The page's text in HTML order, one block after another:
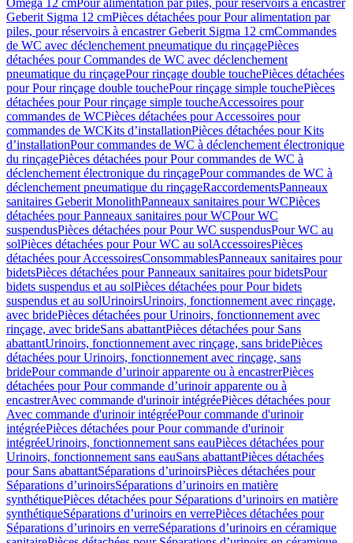
Omega 12 cmPour alimentation par piles, pour réservoirs à encastrer
Geberit Sigma 12 cmPièces détachées pour Pour alimentation par
piles, pour réservoirs à encastrer Geberit Sigma 12 cmCommandes
de WC avec déclenchement pneumatique du rinçagePièces
détachées pour Commandes de WC avec déclenchement
pneumatique du rinçagePour rinçage double touchePièces détachées
pour Pour rinçage double touchePour rinçage simple touchePièces
détachées pour Pour rinçage simple toucheAccessoires pour
commandes de WCPièces détachées pour Accessoires pour
commandes de WCKits d’installationPièces détachées pour Kits
d’installationPour commandes de WC à déclenchement électronique
du rinçagePièces détachées pour Pour commandes de WC à
déclenchement électronique du rinçagePour commandes de WC à
déclenchement pneumatique du rinçageRaccordementsPanneaux
sanitaires Geberit MonolithPanneaux sanitaires pour WCPièces
détachées pour Panneaux sanitaires pour WCPour WC
suspendusPièces détachées pour Pour WC suspendusPour WC au
solPièces détachées pour Pour WC au solAccessoiresPièces
détachées pour AccessoiresConsommablesPanneaux sanitaires pour
bidetsPièces détachées pour Panneaux sanitaires pour bidetsPour
bidets suspendus et au solPièces détachées pour Pour bidets
suspendus et au solUrinoirsUrinoirs, fonctionnement avec rinçage,
avec bridePièces détachées pour Urinoirs, fonctionnement avec
rinçage, avec brideSans abattantPièces détachées pour Sans
abattantUrinoirs, fonctionnement avec rinçage, sans bridePièces
détachées pour Urinoirs, fonctionnement avec rinçage, sans
bridePour commande d’urinoir apparente ou à encastrerPièces
détachées pour Pour commande d’urinoir apparente ou à
encastrerAvec commande d'urinoir intégréePièces détachées pour
Avec commande d'urinoir intégréePour commande d'urinoir
intégréePièces détachées pour Pour commande d'urinoir
intégréeUrinoirs, fonctionnement sans eauPièces détachées pour
Urinoirs, fonctionnement sans eauSans abattantPièces détachées
pour Sans abattantSéparations d’urinoirsPièces détachées pour
Séparations d’urinoirsSéparations d’urinoirs en matière
synthétiquePièces détachées pour Séparations d’urinoirs en matière
synthétiqueSéparations d’urinoirs en verrePièces détachées pour
Séparations d’urinoirs en verreSéparations d’urinoirs en céramique